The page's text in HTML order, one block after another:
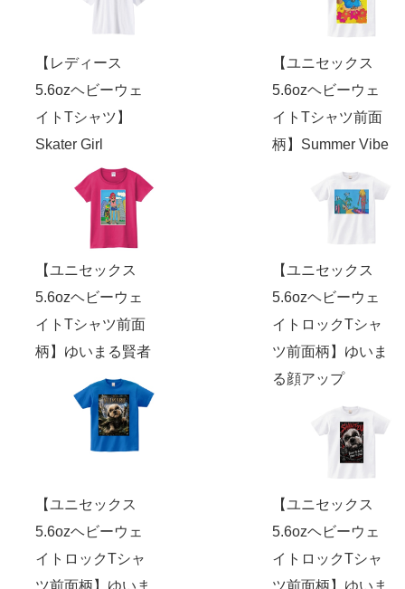
【レディース
5.6ozヘビーウェ
イトTシャツ】
Skater Girl
【ユニセックス
5.6ozヘビーウェ
イトTシャツ前面
柄】Summer Vibe
【ユニセックス
5.6ozヘビーウェ
イトTシャツ前面
柄】ゆいまる賢者
【ユニセックス
5.6ozヘビーウェ
イトロックTシャ
ツ前面柄】ゆいま
る顔アップ
【ユニセックス
5.6ozヘビーウェ
イトロックTシャ
【ユニセックス
5.6ozヘビーウェ
イトロックTシャ